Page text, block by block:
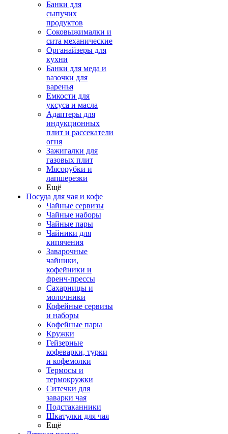
Банки для
сыпучих
продуктов
Соковыжималки и
сита механические
Органайзеры для
кухни
Банки для меда и
вазочки для
варенья
Емкости для
уксуса и масла
Адаптеры для
индукционных
плит и рассекатели
огня
Зажигалки для
газовых плит
Мясорубки и
лапшерезки
Ещё
Посуда для чая и кофе
Чайные сервизы
Чайные наборы
Чайные пары
Чайники для
кипячения
Заварочные
чайники,
кофейники и
френч-прессы
Сахарницы и
молочники
Кофейные сервизы
и наборы
Кофейные пары
Кружки
Гейзерные
кофеварки, турки
и кофемолки
Термосы и
термокружки
Ситечки для
заварки чая
Подстаканники
Шкатулки для чая
Ещё